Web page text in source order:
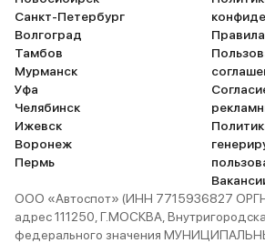
Санкт-Петербург
Волгоград
Тамбов
Мурманск
Уфа
Челябинск
Ижевск
Воронеж
Пермь
ООО «Автоспот» (ИНН 7715936827
адрес 111250, Г.МОСКВА,
федерального значения